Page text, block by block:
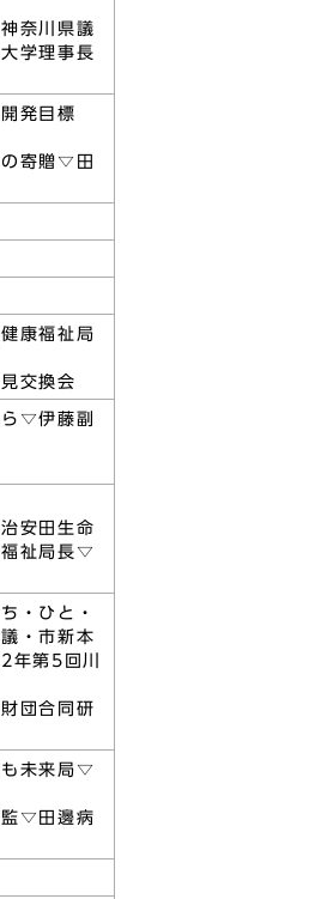
奈川県議
学理事長
発目標
寄贈▽田
康福祉局
交換会
▽伊藤副
安田生命
福祉局長▽
・ひと・
・市新本
年第5回川
団合同研
未来局▽
監▽田邊病